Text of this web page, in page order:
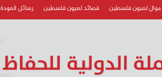
موال لعيون فلسطين قصائد لعيون فلسطين رسائل العودة